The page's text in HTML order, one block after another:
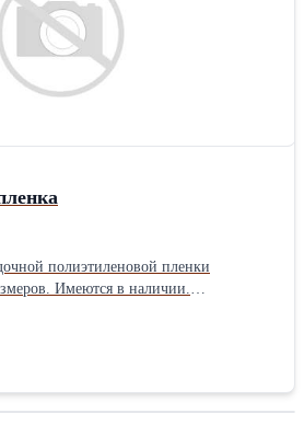
полиэтиленовой пленки
Имеются в наличии.